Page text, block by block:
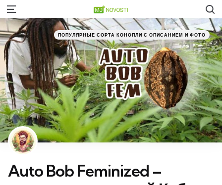
Menu
Категории
Posted
in
ПОПУЛЯРНЫЕ СОРТА КОНОПЛИ С ОПИСАНИЕМ И ФОТО
Auto Bob Feminized –